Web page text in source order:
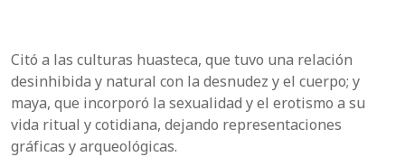
Citó a las culturas huasteca, que tuvo una relación
desinhibida y natural con la desnudez y el cuerpo; y
maya, que incorporó la sexualidad y el erotismo a su
vida ritual y cotidiana, dejando representaciones
gráficas y arqueológicas.